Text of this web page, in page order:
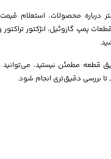
درباره محصولات، استعلام
پمپ گازوئیل، انژکتور
قطعه مطمئن نیستید،
تا بررسی دقیق‌تری انجام شود.